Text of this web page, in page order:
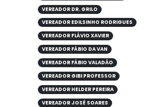
VEREADOR DR. GRILO
VEREADOR EDILSINHO RODRIGUES
VEREADOR FLÁVIO XAVIER
VEREADOR FÁBIO DA VAN
VEREADOR FÁBIO VALADÃO
VEREADOR GIBI PROFESSOR
VEREADOR HELDER PEREIRA
VEREADOR JOSÉ SOARES